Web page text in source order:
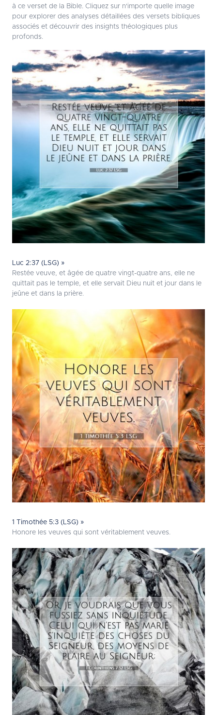
à ce verset de la Bible. Cliquez sur n'importe quelle image
pour explorer des analyses détaillées des versets bibliques
associés et découvrir des insights théologiques plus
profonds.
Luc 2:37 (LSG) »
Restée veuve, et âgée de quatre vingt-quatre ans, elle ne
quittait pas le temple, et elle servait Dieu nuit et jour dans le
jeûne et dans la prière.
1 Timothée 5:3 (LSG) »
Honore les veuves qui sont véritablement veuves.